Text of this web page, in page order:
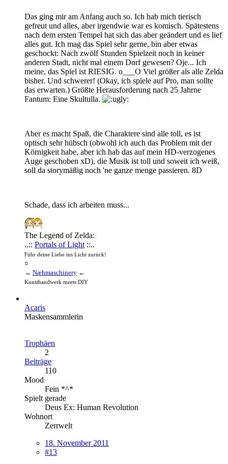
Das ging mir am Anfang auch so. Ich hab mich tierisch
gefreut und alles, aber irgendwie war es komisch. Spätestens
nach dem ersten Tempel hat sich das aber geändert und es lief
alles gut. Ich mag das Spiel sehr gerne, bin aber etwas
geschockt: Nach zwölf Stunden Spielzeit noch in keiner
anderen Stadt, nicht mal einem Dorf gewesen? Oje... Ich
meine, das Spiel ist RIESIG. o___O Viel größer als alle Zelda
bisher. Und schwerer! (Okay, ich spiele auf Pro, man sollte
das erwarten.) Größte Herausforderung nach 25 Jahrne
Fantum: Eine Skultulla.
Aber es macht Spaß, die Charaktere sind alle toll, es ist
optisch sehr hübsch (obwohl ich auch das Problem mit der
Körnigkeit habe, aber ich hab das auf mein HD-verzogenes
Auge geschoben xD), die Musik ist toll und soweit ich weiß,
soll da storymäßig noch 'ne ganze menge passieren. 8D
Schade, dass ich arbeiten muss...
The Legend of Zelda:
..:: Portals of Light ::..
Führ deine Liebe ins Licht zurück!
○
→ Næhmaschinery ←
Kunsthandwerk meets DIY
Acaris
Maskensammlerin
Trophäen
2
Beiträge
110
Mood
Fein *^*
Spielt gerade
Deus Ex: Human Revolution
Wohnort
Zerrwelt
18. November 2011
#13